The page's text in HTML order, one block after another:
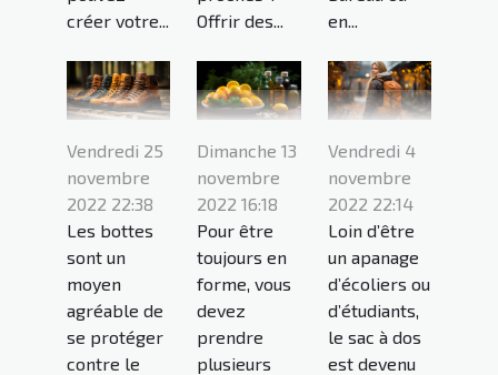
créer votre...
Offrir des...
en...
Vendredi 25
novembre
2022 22:38
Les bottes
sont un
moyen
agréable de
se protéger
contre le
Dimanche 13
novembre
2022 16:18
Pour être
toujours en
forme, vous
devez
prendre
plusieurs
Vendredi 4
novembre
2022 22:14
Loin d’être
un apanage
d’écoliers ou
d’étudiants,
le sac à dos
est devenu